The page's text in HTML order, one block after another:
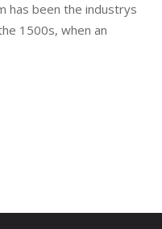
has been the industrys
1500s, when an